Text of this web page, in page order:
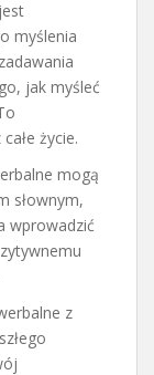
myślenia
jak myśleć
życie.
mogą
słownym,
wprowadzić
z